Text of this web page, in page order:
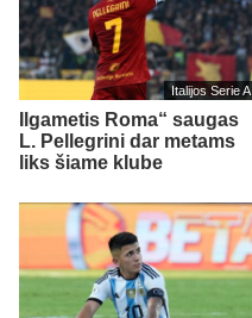
Italijos Serie A
Ilgametis Roma“ saugas
L. Pellegrini dar metams
liks šiame klube